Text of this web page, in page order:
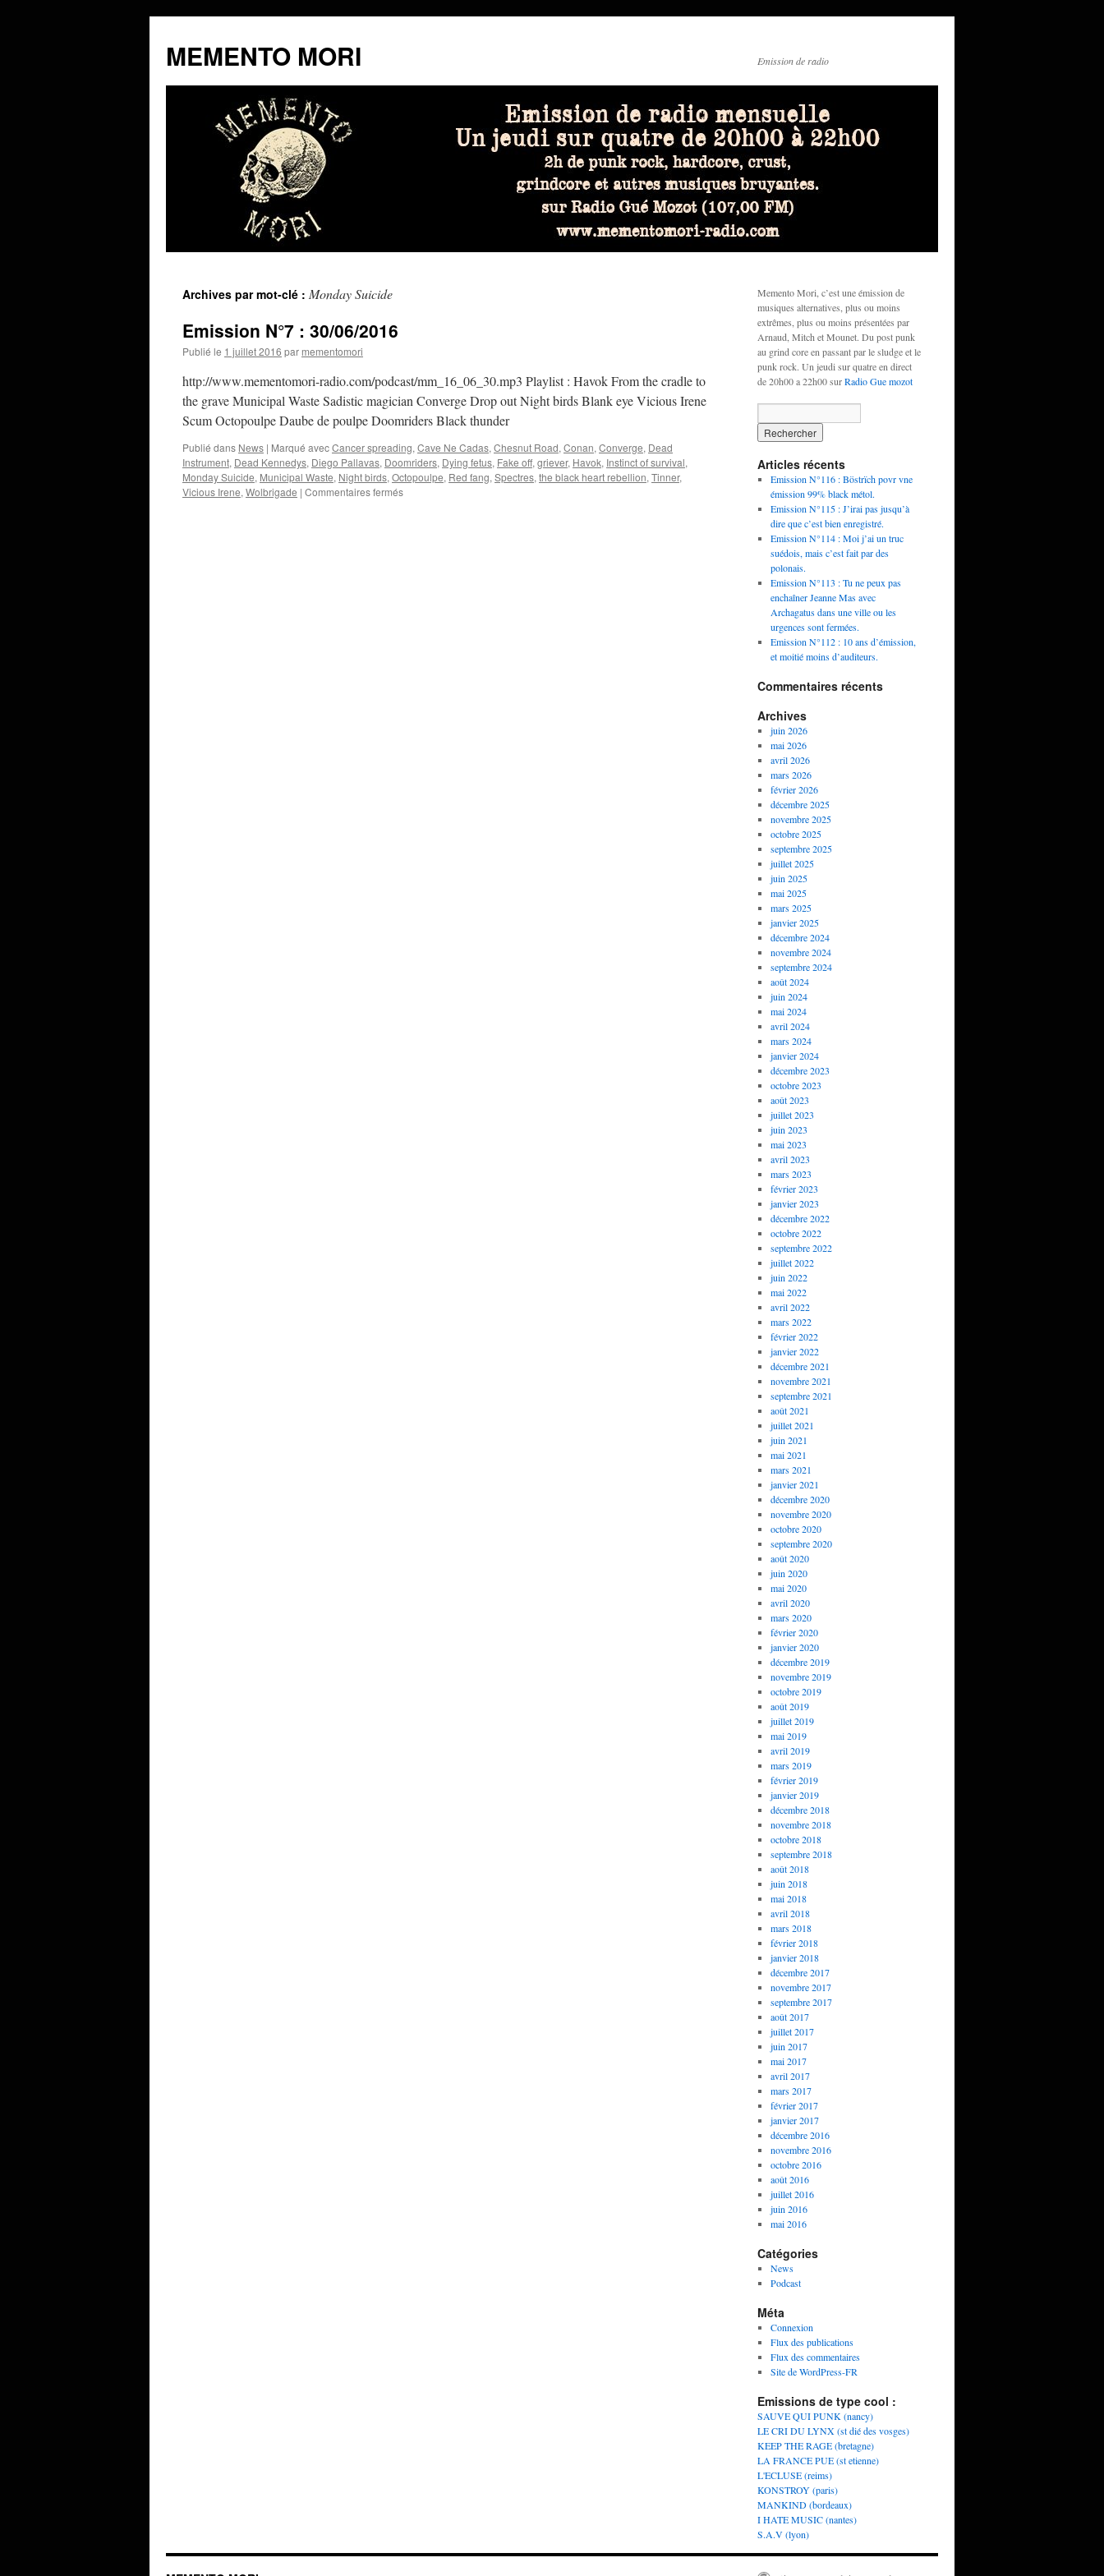
MEMENTO MORI Emission de radio
contenu
Archives par mot-clé : Monday Suicide
Emission N°7 : 30/06/2016
Publié le 1 juillet 2016 par mementomori
http://www.mementomori-radio.com/podcast/mm_16_06_30.mp3 Playlist : Havok From the cradle to
the grave Municipal Waste Sadistic magician Converge Drop out Night birds Blank eye Vicious Irene
Scum Octopoulpe Daube de poulpe Doomriders Black thunder
Publié dans News | Marqué avecCancer spreading, Cave Ne Cadas, Chesnut Road, Conan, Converge, Dead
Instrument, Dead Kennedys, Diego Pallavas, Doomriders, Dying fetus, Fake off, griever, Havok, Instinct of survival,
Monday Suicide, Municipal Waste, Night birds, Octopoulpe, Red fang, Spectres, the black heart rebellion, Tinner,
Vicious Irene, Wolbrigade | Commentaires ferméssur
Memento Mori, c’est une émission de
musiques alternatives, plus ou moins
extrêmes, plus ou moins présentées par
Arnaud, Mitch et Mounet. Du post punk
au grind core en passant par le sludge et le
punk rock. Un jeudi sur quatre en direct
de 20h00 a 22h00 surRadio Gue mozot
Articles récents
Emission N°116 : Böstrïch povr vne
émission 99% black métol.
Emission N°115 : J’irai pas jusqu’à
dire que c’est bien enregistré.
Emission N°114 : Moi j’ai un truc
suédois, mais c’est fait par des
polonais.
Emission N°113 : Tu ne peux pas
enchaîner Jeanne Mas avec
Archagatus dans une ville ou les
urgences sont fermées.
Emission N°112 : 10 ans d’émission,
et moitié moins d’auditeurs.
Commentaires récents
Archives
juin 2026
mai 2026
avril 2026
mars 2026
février 2026
décembre 2025
novembre 2025
octobre 2025
septembre 2025
juillet 2025
juin 2025
mai 2025
mars 2025
janvier 2025
décembre 2024
novembre 2024
septembre 2024
août 2024
juin 2024
mai 2024
avril 2024
mars 2024
janvier 2024
décembre 2023
octobre 2023
août 2023
juillet 2023
juin 2023
mai 2023
avril 2023
mars 2023
février 2023
janvier 2023
décembre 2022
octobre 2022
septembre 2022
juillet 2022
juin 2022
mai 2022
avril 2022
mars 2022
février 2022
janvier 2022
décembre 2021
novembre 2021
septembre 2021
août 2021
juillet 2021
juin 2021
mai 2021
mars 2021
janvier 2021
décembre 2020
novembre 2020
octobre 2020
septembre 2020
août 2020
juin 2020
mai 2020
avril 2020
mars 2020
février 2020
janvier 2020
décembre 2019
novembre 2019
octobre 2019
août 2019
juillet 2019
mai 2019
avril 2019
mars 2019
février 2019
janvier 2019
décembre 2018
novembre 2018
octobre 2018
septembre 2018
août 2018
juin 2018
mai 2018
avril 2018
mars 2018
février 2018
janvier 2018
décembre 2017
novembre 2017
septembre 2017
août 2017
juillet 2017
juin 2017
mai 2017
avril 2017
mars 2017
février 2017
janvier 2017
décembre 2016
novembre 2016
octobre 2016
août 2016
juillet 2016
juin 2016
mai 2016
Catégories
News
Podcast
Méta
Connexion
Flux des publications
Flux des commentaires
Site de WordPress-FR
Emissions de type cool :
SAUVE QUI PUNK (nancy)
LE CRI DU LYNX (st dié des vosges)
KEEP THE RAGE (bretagne)
LA FRANCE PUE (st etienne)
L'ECLUSE (reims)
KONSTROY (paris)
MANKIND (bordeaux)
I HATE MUSIC (nantes)
S.A.V (lyon)